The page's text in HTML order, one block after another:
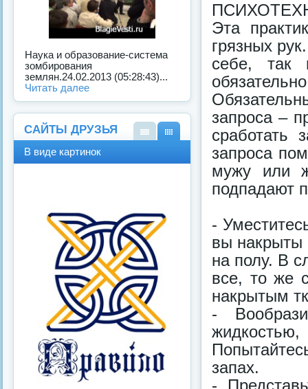
Эта
грязных
себе,
запроса –
сработать
запроса
мужу или
подпадают
-
вы накрыты
на полу. В
все, то же
накрытым
-
запах.
-
Наука и образование-система
зомбирования
землян.24.02.2013 (05:28:43)...
Читать далее
САЙТЫ ДРУЗЬЯ
В виде картинок